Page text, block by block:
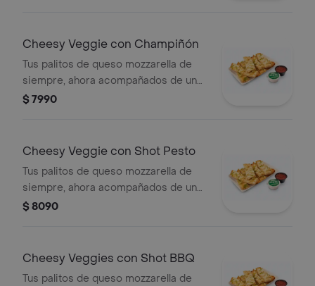
Cheesy Veggie con Champiñón
Tus palitos de queso mozzarella de
siempre, ahora acompañados de un
vegetal o shot a tu elección.
$ 7990
Cheesy Veggie con Shot Pesto
Tus palitos de queso mozzarella de
siempre, ahora acompañados de un
vegetal o shot a tu elección.
$ 8090
Cheesy Veggies con Shot BBQ
Tus palitos de queso mozzarella de